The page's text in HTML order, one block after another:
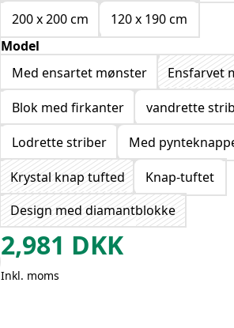
200 x 200 cm
120 x 190 cm
Model
Med ensartet mønster
Ensfarvet
Blok med firkanter
vandrette
Lodrette striber
Med
Krystal knap tufted
Knap-tuftet
Design med diamantblokke
2,981 DKK
Inkl. moms